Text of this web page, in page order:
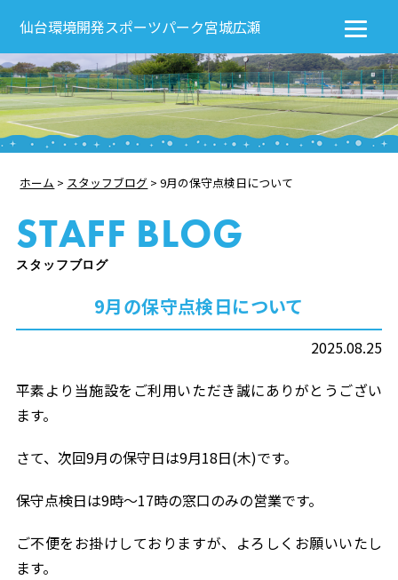
ホーム > スタッフブログ >9月の保守点検日について
STAFF BLOG
スタッフブログ
9月の保守点検日について
2025.08.25
平素より当施設をご利用いただき誠にありがとうござい
ます。
さて、次回9月の保守日は9月18日(木)です。
保守点検日は9時～17時の窓口のみの営業です。
ご不便をお掛けしておりますが、よろしくお願いいたし
ます。
仙台環境開発スポーツパーク宮城広瀬